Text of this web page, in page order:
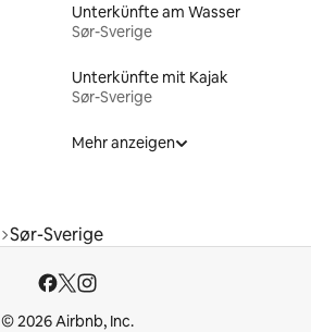
Unterkünfte am Wasser
Sør-Sverige
Unterkünfte mit Kajak
Sør-Sverige
Mehr anzeigen
Sør-Sverige
© 2026 Airbnb, Inc.